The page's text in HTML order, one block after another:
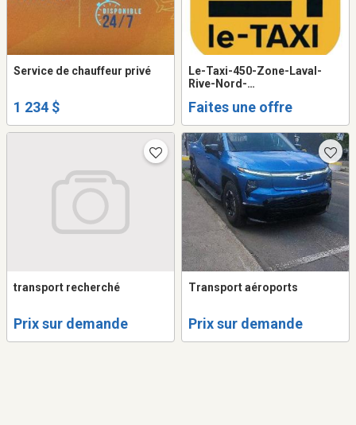
Service de chauffeur privé
1 234 $
Le-Taxi-450-Zone-Laval-
Rive-Nord-
Chauffeurs 🚖
Faites une offre
transport recherché
Prix sur demande
Transport aéroports
Prix sur demande